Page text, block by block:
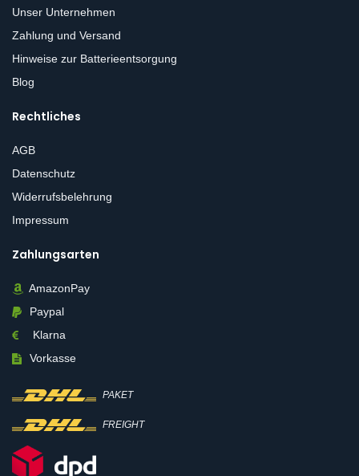
Unser Unternehmen
Zahlung und Versand
Hinweise zur Batterieentsorgung
Blog
Rechtliches
AGB
Datenschutz
Widerrufsbelehrung
Impressum
Zahlungsarten
AmazonPay
Paypal
Klarna
Vorkasse
PAKET
FREIGHT